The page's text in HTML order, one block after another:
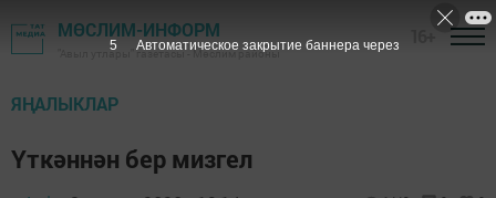
МӨСЛИМ-ИНФОРМ
"Авыл утлары" газетасы - Мөслим районы
ЯҢАЛЫКЛАР
Үткәннән бер мизгел
4 Автоматическое закрытие баннера через